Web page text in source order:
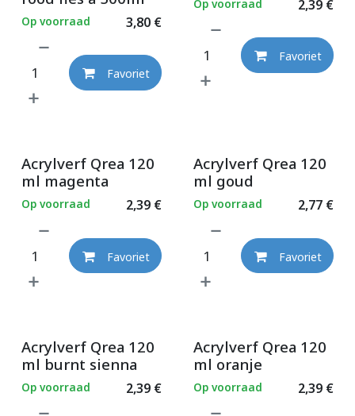
3,80€
Op voorraad
Favoriet
2,39€
Op voorraad
Favoriet
Acrylverf Qrea 120
ml magenta
2,39€
Op voorraad
Favoriet
Acrylverf Qrea 120
ml goud
2,77€
Op voorraad
Favoriet
Acrylverf Qrea 120
ml burnt sienna
2,39€
Op voorraad
Acrylverf Qrea 120
ml oranje
2,39€
Op voorraad